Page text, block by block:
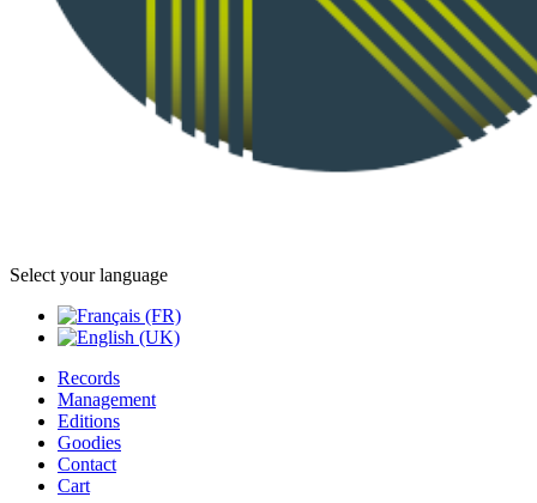
Select your language
Records
Management
Editions
Goodies
Contact
Cart